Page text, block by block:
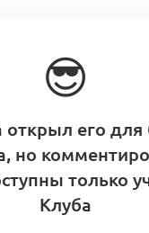
😎
открыл его
но
только
Клуба